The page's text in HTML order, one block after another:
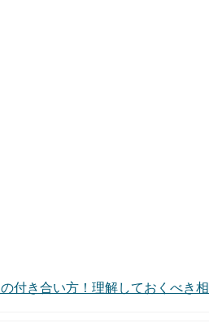
付き合い方！理解しておくべき